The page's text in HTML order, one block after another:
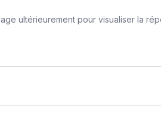
ultérieurement pour visualiser la